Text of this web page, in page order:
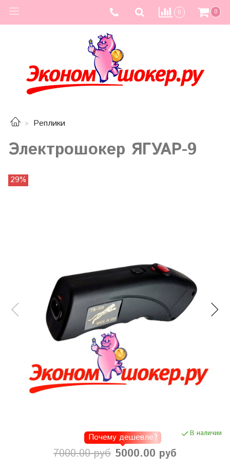
0 0
Реплики
Электрошокер ЯГУАР-9
29%
В наличии
7000.00 руб 5000.00 руб
Почему дешевле?